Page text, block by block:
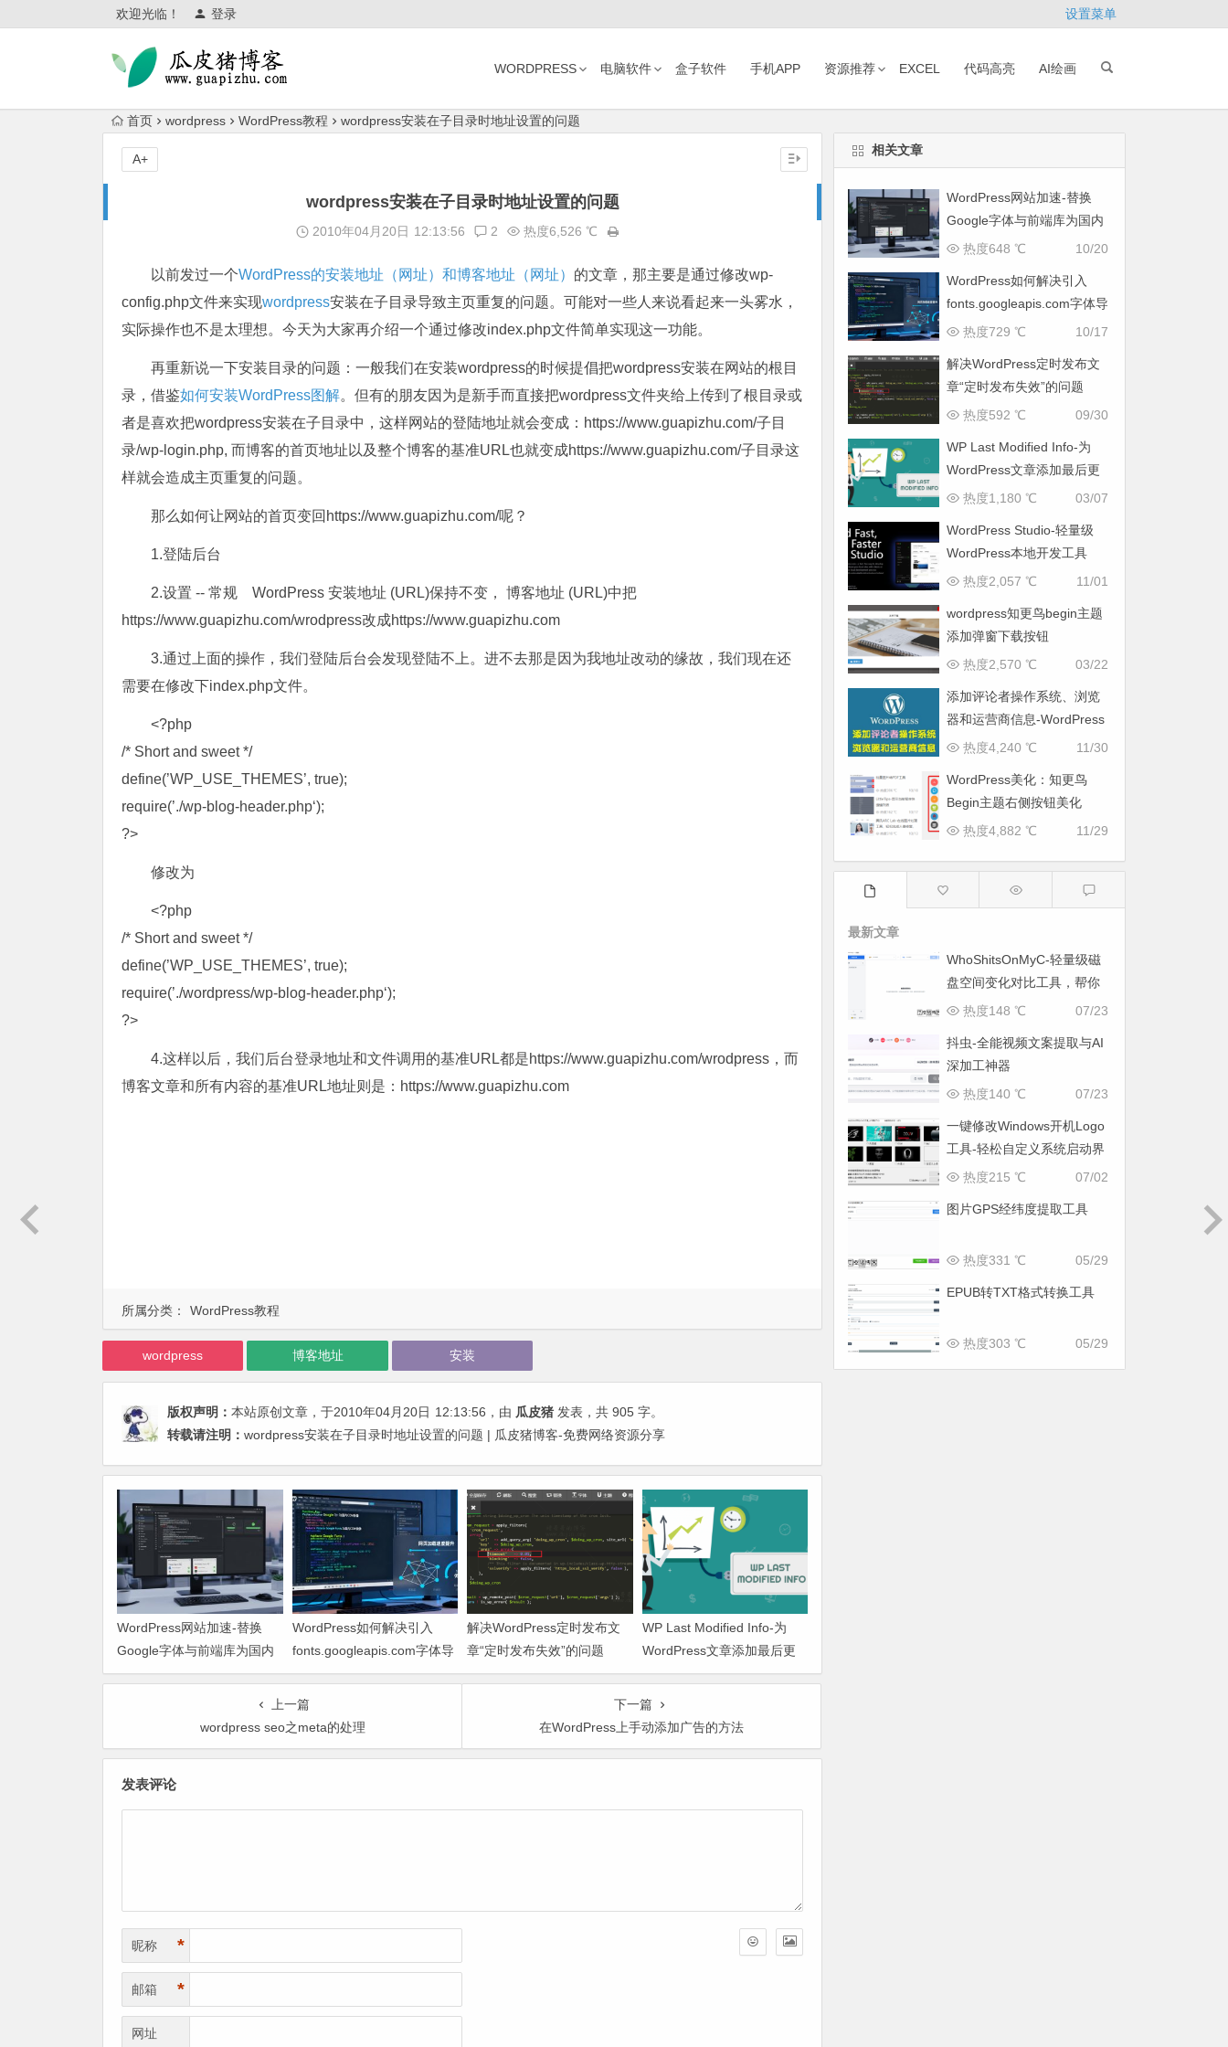
欢迎光临！ 登录 设置菜单
WORDPRESS 电脑软件 盒子软件 手机APP 资源推荐 EXCEL 代码高亮 AI绘画
首页 wordpress WordPress教程 wordpress安装在子目录时地址设置的问题
wordpress安装在子目录时地址设置的问题
2010年04月20日 12:13:56 2 热度6,526 ℃
以前发过一个WordPress的安装地址（网址）和博客地址（网址） 的文章，那主要是通过修改wp-
config.php文件来实现wordpress安装在子目录导致主页重复的问题。可能对一些人来说看起来一头雾水，
实际操作也不是太理想。今天为大家再介绍一个通过修改index.php文件简单实现这一功能。
再重新说一下安装目录的问题：一般我们在安装wordpress的时候提倡把wordpress安装在网站的根目
录，借鉴如何安装WordPress图解。但有的朋友因为是新手而直接把wordpress文件夹给上传到了根目录或
者是喜欢把wordpress安装在子目录中，这样网站的登陆地址就会变成：https://www.guapizhu.com/子目
录/wp-login.php, 而博客的首页地址以及整个博客的基准URL也就变成https://www.guapizhu.com/子目录这
样就会造成主页重复的问题。
那么如何让网站的首页变回https://www.guapizhu.com/呢？
1.登陆后台
2.设置 -- 常规 WordPress 安装地址 (URL)保持不变， 博客地址 (URL)中把
https://www.guapizhu.com/wrodpress改成https://www.guapizhu.com
3.通过上面的操作，我们登陆后台会发现登陆不上。进不去那是因为我地址改动的缘故，我们现在还
需要在修改下index.php文件。
<?php
/* Short and sweet */
define(’WP_USE_THEMES’, true);
require(’./wp-blog-header.php‘);
?>
修改为
<?php
/* Short and sweet */
define(’WP_USE_THEMES’, true);
require(’./wordpress/wp-blog-header.php‘);
?>
4.这样以后，我们后台登录地址和文件调用的基准URL都是https://www.guapizhu.com/wrodpress，而
博客文章和所有内容的基准URL地址则是：https://www.guapizhu.com
A+
所属分类： WordPress教程
wordpress 博客地址 安装
版权声明： 本站原创文章，于2010年04月20日 12:13:56 ，由 瓜皮猪 发表，共 905 字。
转载请注明： wordpress安装在子目录时地址设置的问题 | 瓜皮猪博客-免费网络资源分享
WordPress网站加速-替换
Google字体与前端库为国内
CDN镜像
WordPress如何解决引入
fonts.googleapis.com字体导
致网页响应缓慢问题
解决WordPress定时发布文
章“定时发布失效”的问题
WP Last Modified Info-为
WordPress文章添加最后更
新时间
上一篇
wordpress seo之meta的处理
下一篇
在WordPress上手动添加广告的方法
发表评论
昵称 *
邮箱 *
网址
相关文章
WordPress网站加速-替换
Google字体与前端库为国内
CDN镜像
10/20
热度648 ℃
WordPress如何解决引入
fonts.googleapis.com字体导
致网页响应缓慢问题
10/17
热度729 ℃
解决WordPress定时发布文
章“定时发布失效”的问题
09/30
热度592 ℃
WP Last Modified Info-为
WordPress文章添加最后更
新时间
03/07
热度1,180 ℃
WordPress Studio-轻量级
WordPress本地开发工具
11/01
热度2,057 ℃
wordpress知更鸟begin主题
添加弹窗下载按钮
03/22
热度2,570 ℃
添加评论者操作系统、浏览
器和运营商信息-WordPress
教程
11/30
热度4,240 ℃
WordPress美化：知更鸟
Begin主题右侧按钮美化
11/29
热度4,882 ℃
最新文章
WhoShitsOnMyC-轻量级磁
盘空间变化对比工具，帮你
找出“吃掉”空间的罪魁祸首
07/23
热度148 ℃
抖虫-全能视频文案提取与AI
深加工神器
07/23
热度140 ℃
一键修改Windows开机Logo
工具-轻松自定义系统启动界
面
07/02
热度215 ℃
图片GPS经纬度提取工具
05/29
热度331 ℃
EPUB转TXT格式转换工具
05/29
热度303 ℃